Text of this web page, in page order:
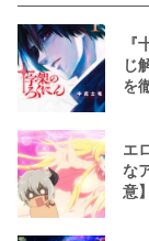
じ
を
エ
な
意】